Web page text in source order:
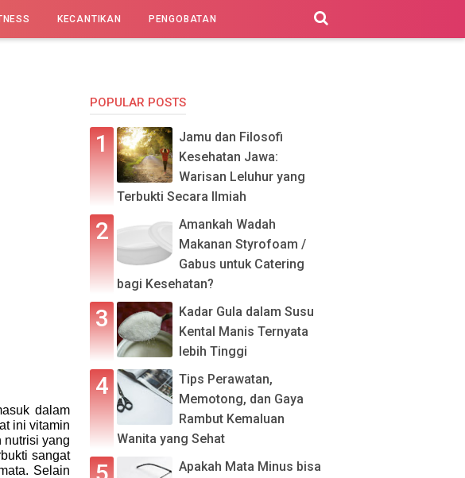
KECANTIKAN PENGOBATAN
dalam
ini vitamin
nutrisi yang
sangat
Selain
POPULAR POSTS
Jamu dan Filosofi
Kesehatan Jawa:
Warisan Leluhur yang
Terbukti Secara Ilmiah
Amankah Wadah
Makanan Styrofoam /
Gabus untuk Catering
bagi Kesehatan?
Kadar Gula dalam Susu
Kental Manis Ternyata
lebih Tinggi
Tips Perawatan,
Memotong, dan Gaya
Rambut Kemaluan
Wanita yang Sehat
Apakah Mata Minus bisa